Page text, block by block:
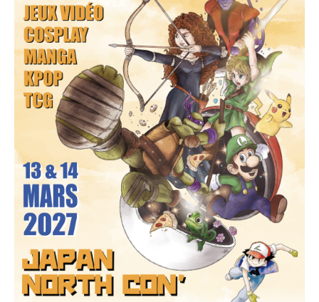
Au programme :
Invités & artistes exceptionnels — viens échanger
avec ceux qui font vibrer la pop culture !
Espace Cosplay — défilé, concours et rencontres
pour mettre ton talent en lumière ✨
Zone Jeux Vidéo — tournois, free play, rétro et
nouveautés pour les gamers de tous niveaux
Marché des exposants — des dizaines de stands
remplis de créations, d’illustrations et de trésors geek
Conférences & Ateliers — explore les coulisses du
doublage, du cosplay ou des grands thèmes de la
pop culture avec des pros passionnés
⚡ Réserve dès maintenant ton week-end et rejoins la
grande aventure de la Japan North Con’ 2027 !